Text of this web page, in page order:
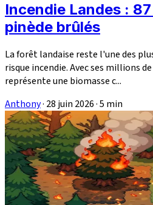
Incendie Landes :
pinède brûlés
La forêt landaise reste l'une des
risque incendie. Avec ses millions
représente une biomasse c...
Anthony· 28 juin 2026·5 min